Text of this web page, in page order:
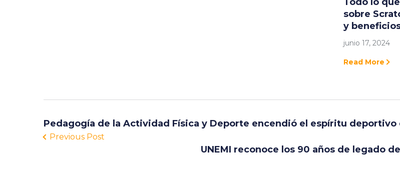
sobre
y
junio 17, 2024
Read More
Pedagogía de la Actividad Física y Deporte encendió el espíritu deportivo
Previous Post
UNEMI reconoce los 90 años de legado